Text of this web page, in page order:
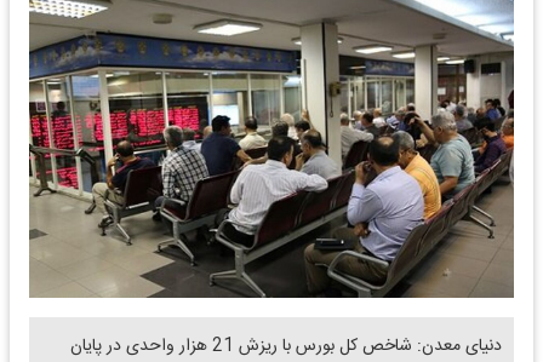
دنیای معدن: شاخص کل بورس با ریزش 21 هزار واحدی در پایان